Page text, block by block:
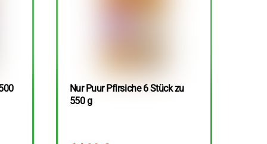
Nur Puur Pfirsiche 6 Stück zu
550 g